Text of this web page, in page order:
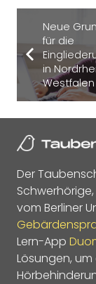
Neue
für die
in
Westfalen
Der
vom Berliner
Lern-App
Lösungen,